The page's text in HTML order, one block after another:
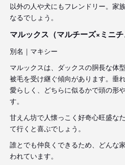
以外の人や犬にもフレンドリー。家
なるでしょう。
マルックス（マルチーズ×ミニチ
別名｜マキシー
マルックスは、ダックスの胴長な体
被毛を受け継ぐ傾向があります。垂
愛らしく、どちらに似るかで頭の形
す。
甘えん坊で人懐っこく好奇心旺盛な
て行くと喜ぶでしょう。
誰とでも仲良くできるため、どんな
われています。